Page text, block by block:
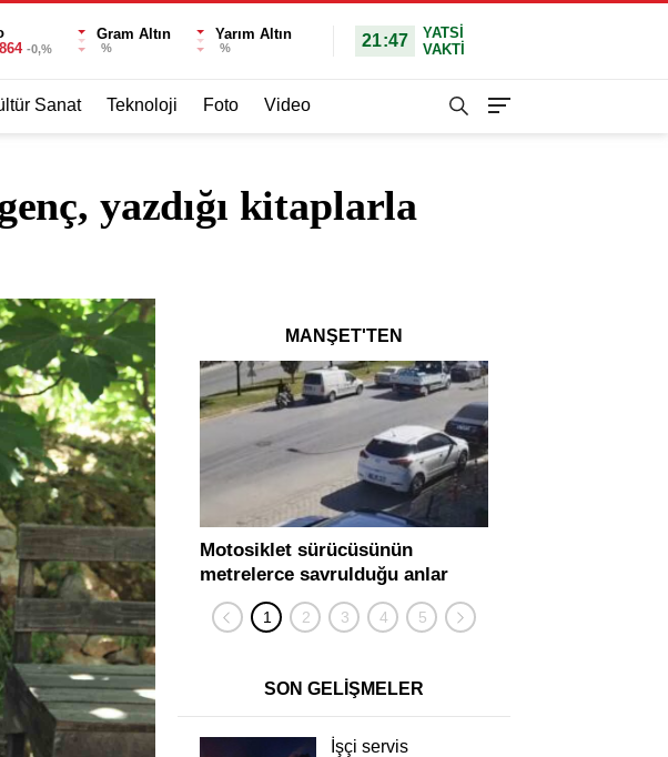
-0,%
Gram Altın
%
Yarım Altın
% 21:47
YATSI
VAKTİ
Sanat Teknoloji Foto Video
yazdığı kitaplarla
MANŞET'TEN
Motosiklet sürücüsünün
metrelerce savrulduğu anlar
güvenlik kamerasında
SON GELİŞMELER
İşçi servis